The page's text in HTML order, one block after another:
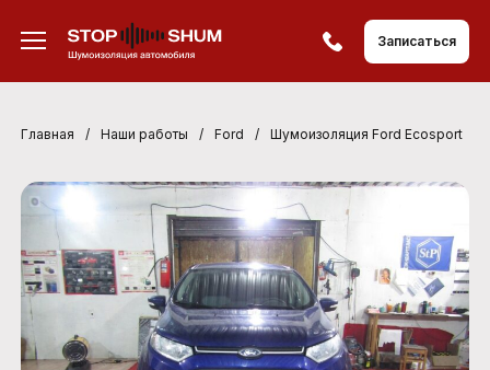
Записаться
Главная / Наши работы / Ford / Шумоизоляция Ford Ecosport